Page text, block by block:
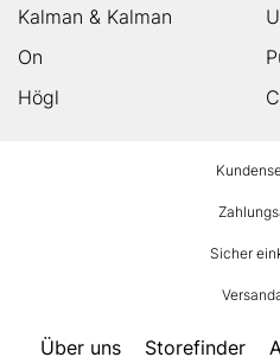
Kalman & Kalman
On
Högl
Sicher
Über uns Storefinder